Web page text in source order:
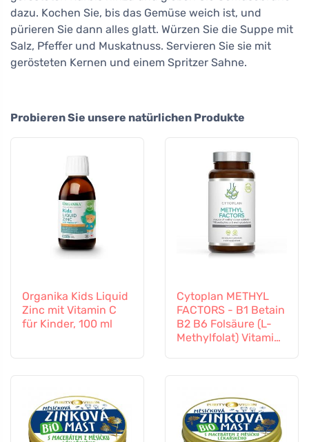
dazu. Kochen Sie, bis das Gemüse weich ist, und
pürieren Sie dann alles glatt. Würzen Sie die Suppe mit
Salz, Pfeffer und Muskatnuss. Servieren Sie sie mit
gerösteten Kernen und einem Spritzer Sahne.
Probieren Sie unsere natürlichen Produkte
Organika Kids Liquid
Zinc mit Vitamin C
für Kinder, 100 ml
Cytoplan METHYL
FACTORS - B1 Betain
B2 B6 Folsäure (L-
Methylfolat) Vitamin